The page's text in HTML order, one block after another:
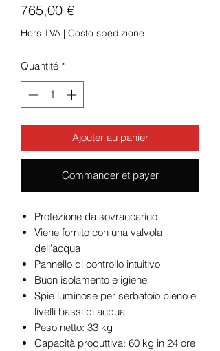
765,00 €Prix
Hors TVA | Costo spedizione
Quantité *
Ajouter au panier
Commander et payer
Protezione da sovraccarico
Viene fornito con una valvola
dell'acqua
Pannello di controllo intuitivo
Buon isolamento e igiene
Spie luminose per serbatoio pieno e
livelli bassi di acqua
Peso netto: 33 kg
Capacità produttiva: 60 kg in 24 ore